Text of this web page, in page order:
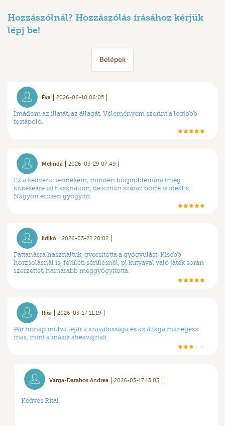
Hozzászólnál? Hozzászólás írásához kérjük
lépj be!
Belépek
Éva 2026-06-10 06:05
Imádom az illatát, az állagát. Véleményem szerint a legjobb
testápoló.
Melinda 2026-03-29 07:49
Ez a kedvenc termékem, minden bőrproblémára (még
kiütésekre is) használom, de simán száraz bőrre is ideális.
Nagyon erősen gyógyító.
Ildikó 2026-03-22 20:02
Pattanàsra hasznàltuk, gyorsította a gyógyulást. Kisebb
horzsolàsnàl is, felületi sérülésnél, pl kutyàval való jàték soràn
szerzettet, hamarabb meggyógyította.
Rita 2026-03-17 11:19
Pár hónap múlva lejár a szavatossága és az állaga már egész
más, mint a másik sheavajnak.
Varga-Darabos Andrea 2026-03-17 13:03
Kedves Rita!